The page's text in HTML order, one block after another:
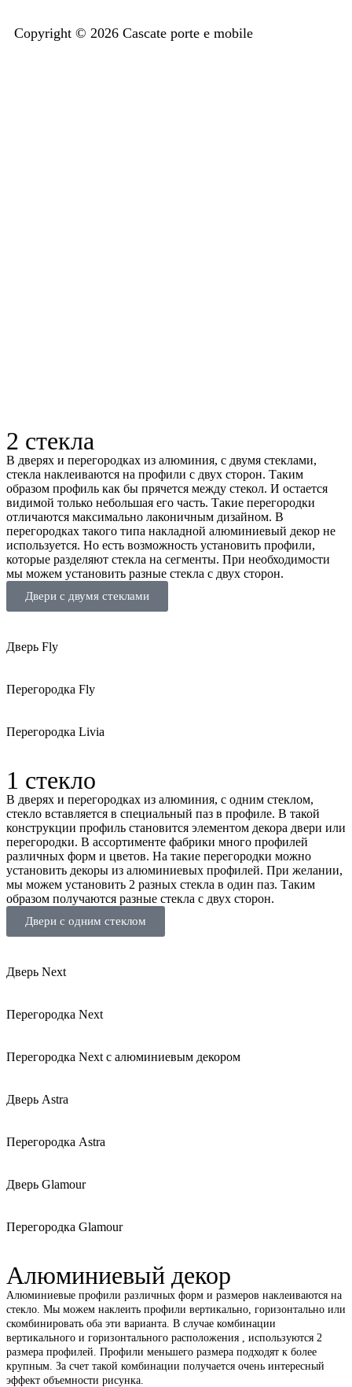
Copyright © 2026 Cascate porte e mobile
2 стекла
В дверях и перегородках из алюминия, с двумя стеклами,
стекла наклеиваются на профили с двух сторон. Таким
образом профиль как бы прячется между стекол. И остается
видимой только небольшая его часть. Такие перегородки
отличаются максимально лаконичным дизайном. В
перегородках такого типа накладной алюминиевый декор не
используется. Но есть возможность установить профили,
которые разделяют стекла на сегменты. При необходимости
мы можем установить разные стекла с двух сторон.
Двери с двумя стеклами
Дверь Fly
Перегородка Fly
Перегородка Livia
1 стекло
В дверях и перегородках из алюминия, с одним стеклом,
стекло вставляется в специальный паз в профиле. В такой
конструкции профиль становится элементом декора двери или
перегородки. В ассортименте фабрики много профилей
различных форм и цветов. На такие перегородки можно
установить декоры из алюминиевых профилей. При желании,
мы можем установить 2 разных стекла в один паз. Таким
образом получаются разные стекла с двух сторон.
Двери с одним стеклом
Дверь Next
Перегородка Next
Перегородка Next с алюминиевым декором
Дверь Astra
Перегородка Astra
Дверь Glamour
Перегородка Glamour
Алюминиевый декор
Алюминиевые профили различных форм и размеров наклеиваются на
стекло. Мы можем наклеить профили вертикально, горизонтально или
скомбинировать оба эти варианта. В случае комбинации
вертикального и горизонтального расположения , используются 2
размера профилей. Профили меньшего размера подходят к более
крупным. За счет такой комбинации получается очень интересный
эффект объемности рисунка.